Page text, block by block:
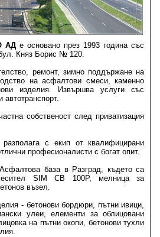
АД е основано през 1993 година със
Княз Борис № 120.
ремонт, зимно поддържане на
на асфалтови смеси, каменно
изделия. Извършва услуги със
автотранспорт.
собственост след приватизация
с екип от квалифицирани
професионалисти с богат опит.
база в Разград, където са
SIM CB 100P, мелница за
възел.
- бетонови бордюри, пътни ивици,
улеи, елементи за облицовани
на пътни окопи, бетонови тухли